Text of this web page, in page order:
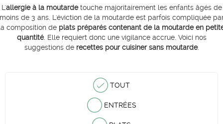
L'allergie à la moutardetouche majoritairement les enfants âgés de
de 3 ans. L'éviction de la moutarde est parfois compliquée
composition de plats préparés contenant de la moutarde en
quantité. Elle requiert donc une vigilance accrue. Voici nos
suggestions derecettes pour cuisiner sans moutarde.
TOUT
ENTRÉES